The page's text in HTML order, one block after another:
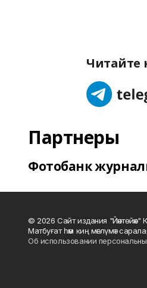
Читайте
Партнеры
Фотобанк
© 2026 Сайт издания
Матбуғат һәм киң мәғлүмәт
Об использовании